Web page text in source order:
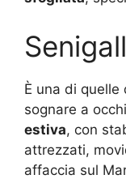
È una di
sognare a
estiva, con
attrezzati,
affaccia sul